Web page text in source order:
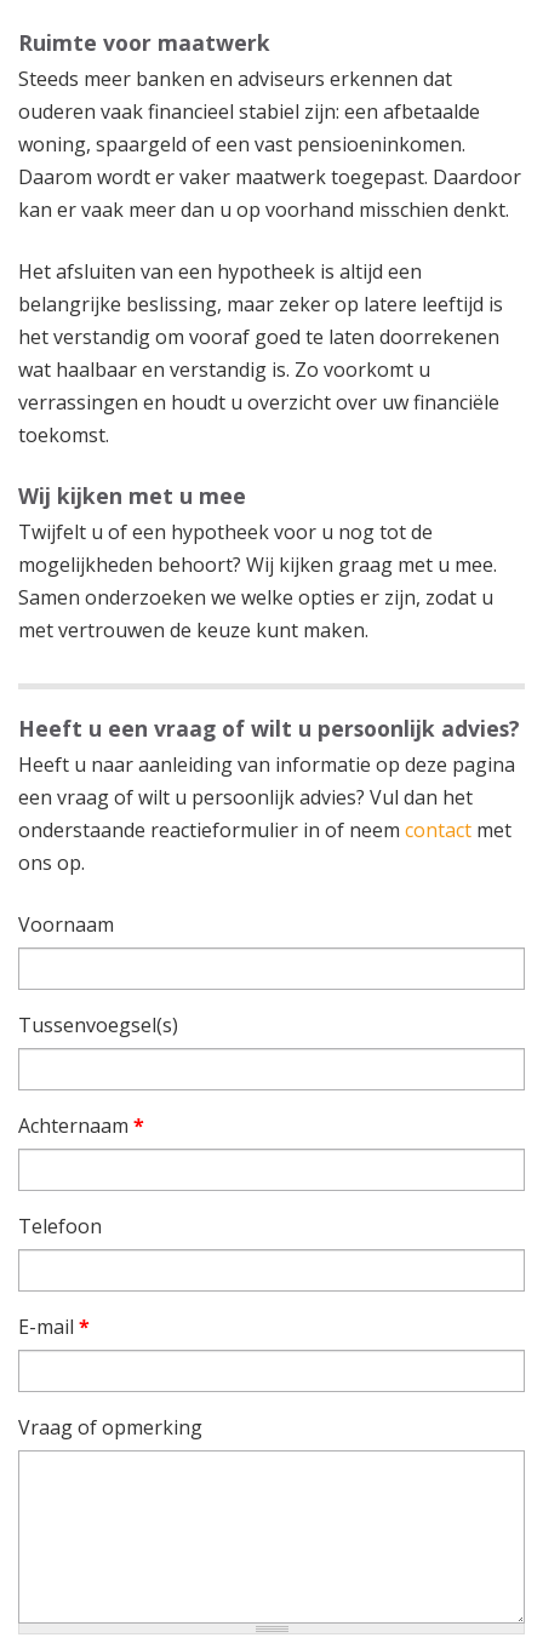
Ruimte voor maatwerk
Steeds meer banken en adviseurs erkennen dat
ouderen vaak financieel stabiel zijn: een afbetaalde
woning, spaargeld of een vast pensioeninkomen.
Daarom wordt er vaker maatwerk toegepast. Daardoor
kan er vaak meer dan u op voorhand misschien denkt.
Het afsluiten van een hypotheek is altijd een
belangrijke beslissing, maar zeker op latere leeftijd is
het verstandig om vooraf goed te laten doorrekenen
wat haalbaar en verstandig is. Zo voorkomt u
verrassingen en houdt u overzicht over uw financiële
toekomst.
Wij kijken met u mee
Twijfelt u of een hypotheek voor u nog tot de
mogelijkheden behoort? Wij kijken graag met u mee.
Samen onderzoeken we welke opties er zijn, zodat u
met vertrouwen de keuze kunt maken.
Heeft u een vraag of wilt u persoonlijk advies?
Heeft u naar aanleiding van informatie op deze pagina
een vraag of wilt u persoonlijk advies? Vul dan het
onderstaande reactieformulier in of neem contact met
ons op.
Voornaam
Tussenvoegsel(s)
Achternaam *
Telefoon
E-mail *
Vraag of opmerking